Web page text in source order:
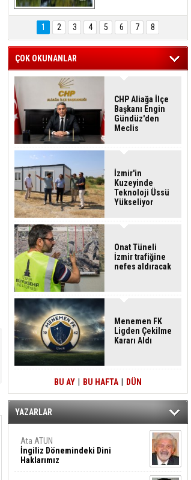
Hasan Eser'in
Objektifinden
1 2 3 4 5 6 7 8
ÇOK OKUNANLAR
CHP Aliağa İlçe
Başkanı Engin
Gündüz'den
Meclis
Çağrısı
İzmir'in
Kuzeyinde
Teknoloji Üssü
Yükseliyor
Onat Tüneli
İzmir trafiğine
nefes aldıracak
Menemen FK
Ligden Çekilme
Kararı Aldı
BU AY BU HAFTA DÜN
YAZARLAR
Ata ATUN
İngiliz Dönemindeki Dini
Haklarımız